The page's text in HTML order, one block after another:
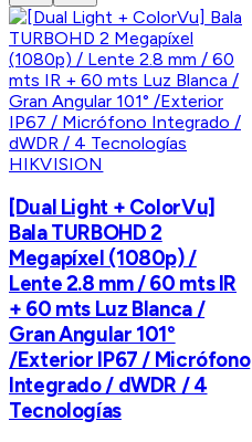
HIKVISION
[Dual Light + ColorVu]
Bala TURBOHD 2
Megapíxel (1080p) /
Lente 2.8 mm / 60 mts IR
+ 60 mts Luz Blanca /
Gran Angular 101°
/Exterior IP67 / Micrófono
Integrado / dWDR / 4
Tecnologías